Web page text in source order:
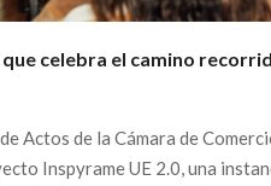
que celebra el camino
Actos de la Cámara de
Inspyrame UE 2.0, una